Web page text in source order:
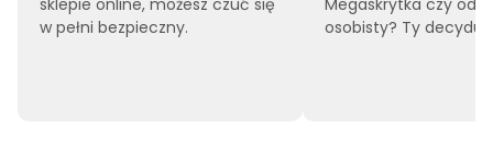
w pełni bezpieczny.
osobisty? Ty